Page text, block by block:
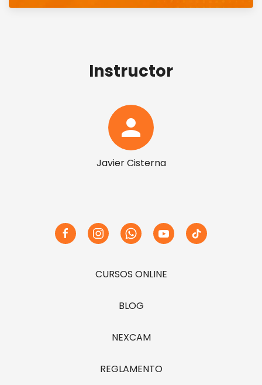
Instructor
person
Javier Cisterna
CURSOS ONLINE
BLOG
NEXCAM
REGLAMENTO